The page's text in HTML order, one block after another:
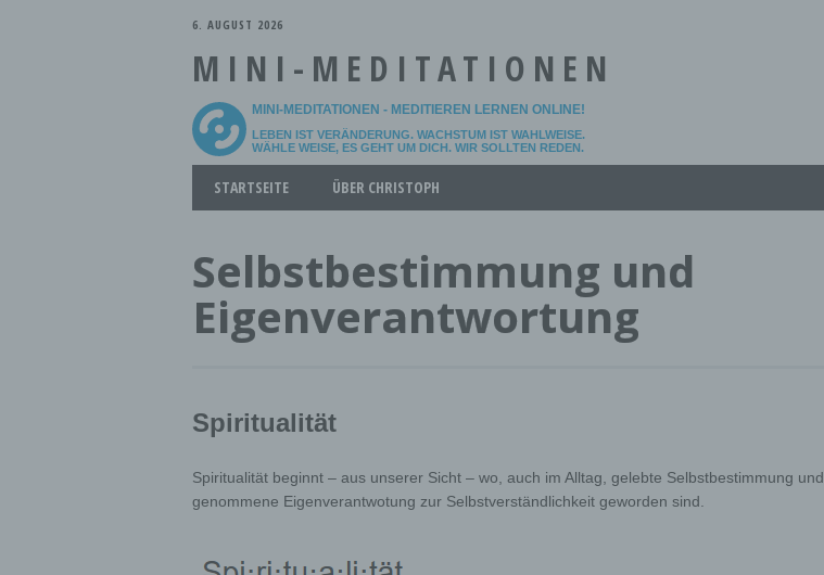
6. AUGUST 2026
MINI-MEDITATIONEN
MINI-MEDITATIONEN - MEDITIEREN LERNEN ONLINE!
LEBEN IST VERÄNDERUNG. WACHSTUM IST WAHLWEISE.
WÄHLE WEISE, ES GEHT UM DICH. WIR SOLLTEN REDEN.
Main menu
STARTSEITE ÜBER CHRISTOPH
Selbstbestimmung und
Eigenverantwortung
Spiritualität
Spiritualität beginnt – aus unserer Sicht – wo, auch im Alltag, gelebte Selbstbestimmung und
genommene Eigenverantwotung zur Selbstverständlichkeit geworden sind.